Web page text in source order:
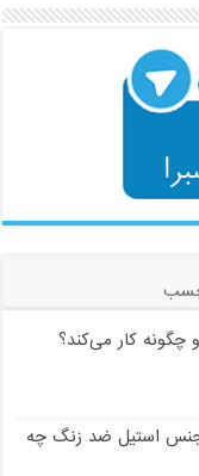
کار می‌کند؟
جنس استیل ضد زنگ چه